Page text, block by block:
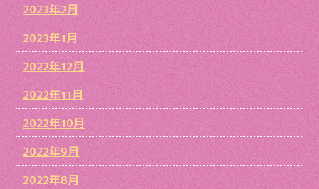
2023年2月
2023年1月
2022年12月
2022年11月
2022年10月
2022年9月
2022年8月